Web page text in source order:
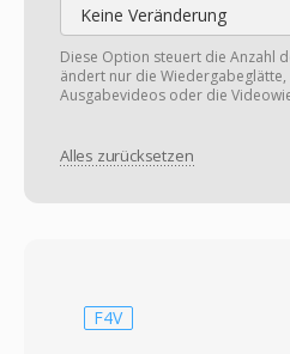
Keine Veränderung
Diese Option steuert die Anzahl
ändert nur die
Ausgabevideos oder die
Alles zurücksetzen
F4V